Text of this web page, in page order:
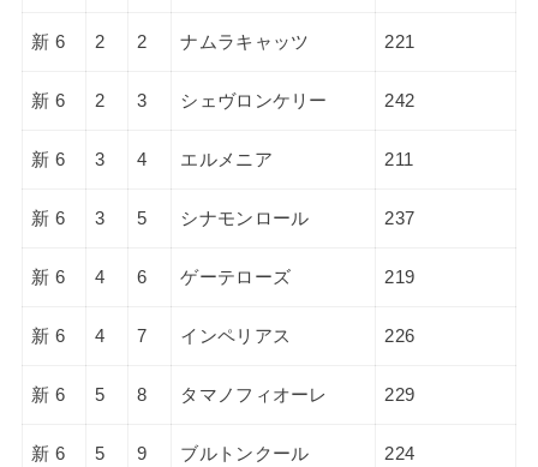
新 6 2 2 ナムラキャッツ 221
新 6 2 3 シェヴロンケリー 242
新 6 3 4 エルメニア 211
新 6 3 5 シナモンロール 237
新 6 4 6 ゲーテローズ 219
新 6 4 7 インペリアス 226
新 6 5 8 タマノフィオーレ 229
新 6 5 9 ブルトンクール 224